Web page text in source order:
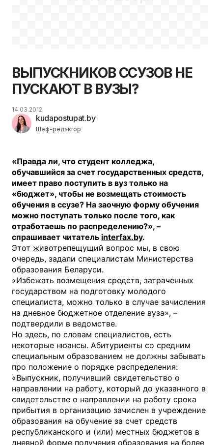
ВЫПУСКНИКОВ ССУЗОВ НЕ
ПУСКАЮТ В ВУЗЫ?
kudapostupat.by
Шеф-редактор
14.03.2012
«Правда ли, что студент колледжа,
обучавшийся за счет государственных средств,
имеет право поступить в вуз только на
«бюджет», чтобы не возмещать стоимость
обучения в ссузе? На заочную форму обучения
можно поступать только после того, как
отработаешь по распределению?», –
спрашивает читатель interfax.by.
Этот животрепещущий вопрос мы, в свою
очередь, задали специалистам Министерства
образования Беларуси.
«Избежать возмещения средств, затраченных
государством на подготовку молодого
специалиста, можно только в случае зачисления
на дневное бюджетное отделение вуза», –
подтвердили в ведомстве.
Но здесь, по словам специалистов, есть
некоторые нюансы. Абитуриенты со средним
специальным образованием не должны забывать
про положение о порядке распределения:
«Выпускник, получивший свидетельство о
направлении на работу, который до указанного в
свидетельстве о направлении на работу срока
прибытия в организацию зачислен в учреждение
образования на обучение за счет средств
республиканского и (или) местных бюджетов в
дневной форме получения образования на более